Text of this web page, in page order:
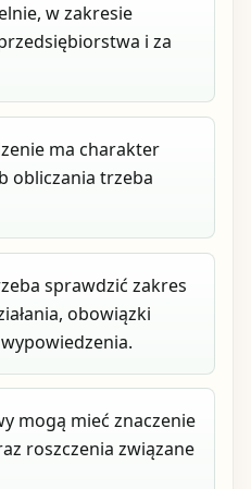
w zakresie
i za
ma charakter
obliczania trzeba
sprawdzić zakres
obowiązki
mogą mieć znaczenie
roszczenia związane